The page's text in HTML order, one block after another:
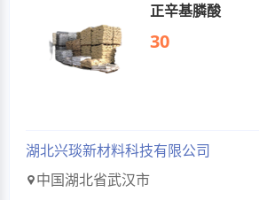
正辛基膦酸
30
湖北兴琰新材料科技有限公司
中国湖北省武汉市